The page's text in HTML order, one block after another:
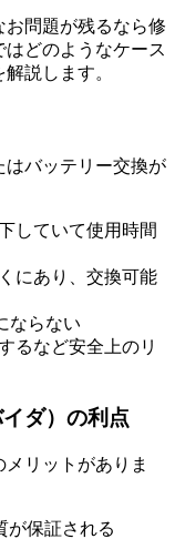
お問題が残るなら修
どのようなケース
説します。
はバッテリー交換が
していて使用時間
にあり、交換可能
ならない
るなど安全上のリ
ダ）の利点
リットがありま
が保証される